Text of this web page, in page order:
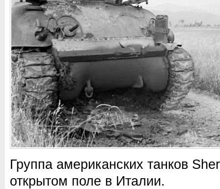
Группа американских танков
открытом поле в Италии.